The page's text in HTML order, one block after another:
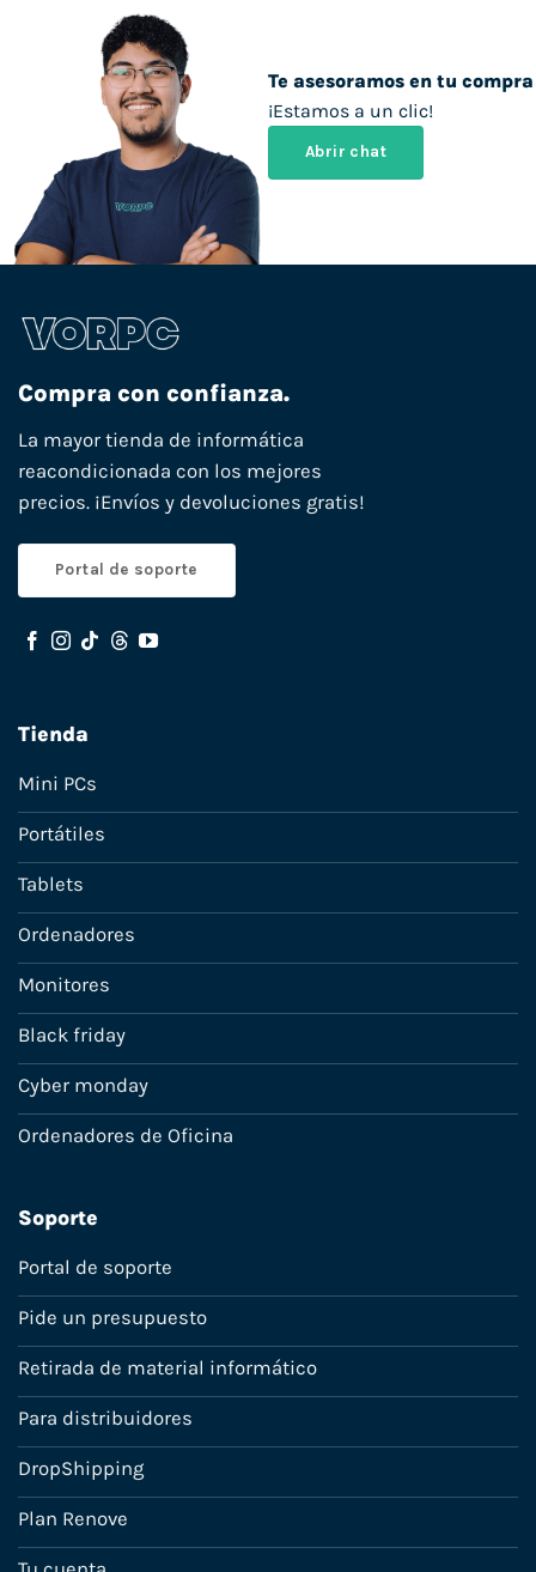
Te asesoramos en tu compra
¡Estamos a un clic!
Abrir chat
Compra con confianza.
La mayor tienda de informática
reacondicionada con los mejores
precios. ¡Envíos y devoluciones gratis!
Portal de soporte
Tienda
Mini PCs
Portátiles
Tablets
Ordenadores
Monitores
Black friday
Cyber monday
Ordenadores de Oficina
Soporte
Portal de soporte
Pide un presupuesto
Retirada de material informático
Para distribuidores
DropShipping
Plan Renove